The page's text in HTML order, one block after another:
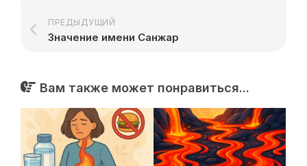
ПРЕДЫДУЩИЙ
Значение имени Санжар
Вам также может понравиться...